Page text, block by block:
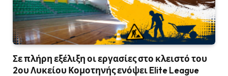
Σε πλήρη εξέλιξη οι εργασίες στο κλειστό του
2ου Λυκείου Κομοτηνής ενόψει Elite League